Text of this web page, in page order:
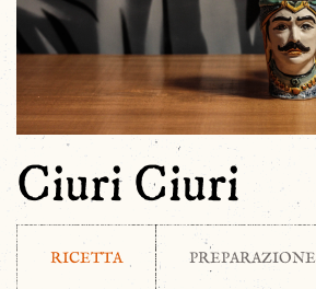
Ciuri Ciuri
RICETTA PREPARAZIONE